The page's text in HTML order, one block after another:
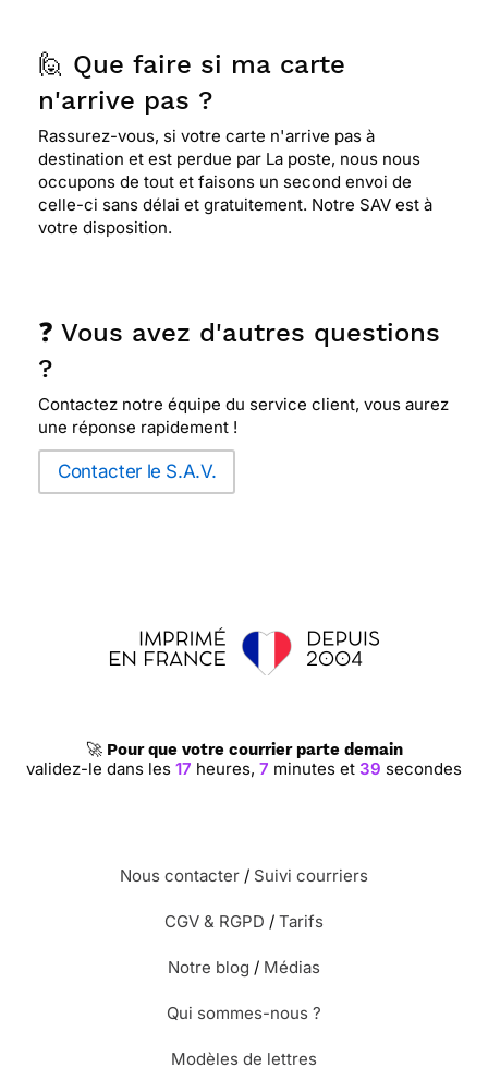
🙋 Que faire si ma carte
n'arrive pas ?
Rassurez-vous, si votre carte n'arrive pas à
destination et est perdue par La poste, nous nous
occupons de tout et faisons un second envoi de
celle-ci sans délai et gratuitement. Notre SAV est à
votre disposition.
❓ Vous avez d'autres questions
?
Contactez notre équipe du service client, vous aurez
une réponse rapidement !
Contacter le S.A.V.
🚀 Pour que votre courrier parte demain
validez-le dans les 17 heures, 7 minutes et 38 secondes
Nous contacter / Suivi courriers
CGV & RGPD / Tarifs
Notre blog / Médias
Qui sommes-nous ?
Modèles de lettres